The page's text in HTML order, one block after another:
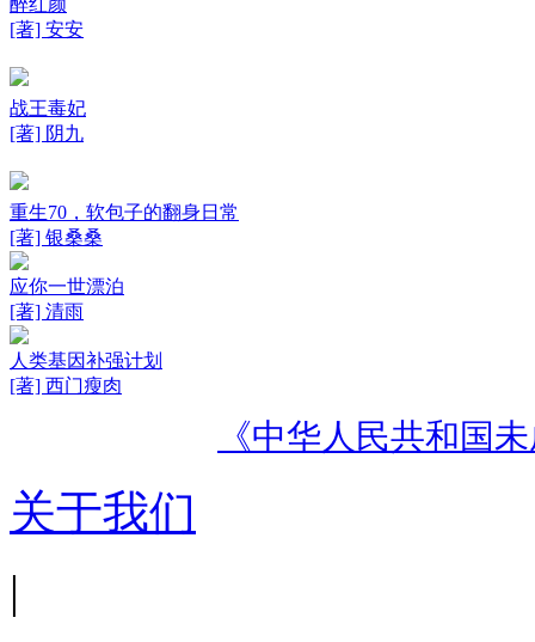
醉红颜
[著] 安安
战王毒妃
[著] 阴九
重生70，软包子的翻身日常
[著] 银桑桑
应你一世漂泊
[著] 清雨
人类基因补强计划
[著] 西门瘦肉
《中华人民共和国
关于我们
|